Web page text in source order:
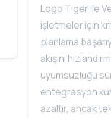
Logo Tiger ile
işletmeler için
planlama
akışını
uyumsuzluğu
entegrasyon
azaltır, ancak